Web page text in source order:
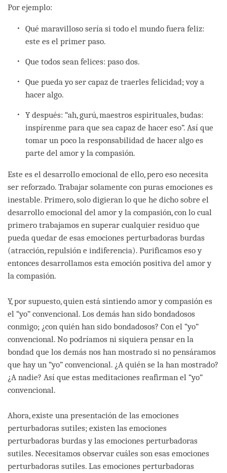
Por ejemplo:
Qué maravilloso sería si todo el mundo fuera feliz:
este es el primer paso.
Que todos sean felices: paso dos.
Que pueda yo ser capaz de traerles felicidad; voy a
hacer algo.
Y después: “ah, gurú, maestros espirituales, budas:
inspírenme para que sea capaz de hacer eso”. Así que
tomar un poco la responsabilidad de hacer algo es
parte del amor y la compasión.
Este es el desarrollo emocional de ello, pero eso necesita
ser reforzado. Trabajar solamente con puras emociones es
inestable. Primero, solo digieran lo que he dicho sobre el
desarrollo emocional del amor y la compasión, con lo cual
primero trabajamos en superar cualquier residuo que
pueda quedar de esas emociones perturbadoras burdas
(atracción, repulsión e indiferencia). Purificamos eso y
entonces desarrollamos esta emoción positiva del amor y
la compasión.
Y, por supuesto, quien está sintiendo amor y compasión es
el “yo” convencional. Los demás han sido bondadosos
conmigo; ¿con quién han sido bondadosos? Con el “yo”
convencional. No podríamos ni siquiera pensar en la
bondad que los demás nos han mostrado si no pensáramos
que hay un “yo” convencional. ¿A quién se la han mostrado?
¿A nadie? Así que estas meditaciones reafirman el “yo”
convencional.
Ahora, existe una presentación de las emociones
perturbadoras sutiles; existen las emociones
perturbadoras burdas y las emociones perturbadoras
sutiles. Necesitamos observar cuáles son esas emociones
perturbadoras sutiles. Las emociones perturbadoras